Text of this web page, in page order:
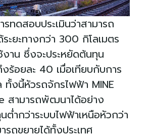
รทดสอบประเมินว่าสามารถ
ะยะทางกว่า 300 กิโลเมตร
งาน ซึ่งจะประหยัดต้นทุน
ร้อยละ 40 เมื่อเทียบกับการ
ทั้งนี้หัวรถจักรไฟฟ้า MINE
สามารถพัฒนาได้อย่าง
ต่ำกว่าระบบไฟฟ้าเหนือหัวกว่า
รถขยายได้ทั้งประเทศ